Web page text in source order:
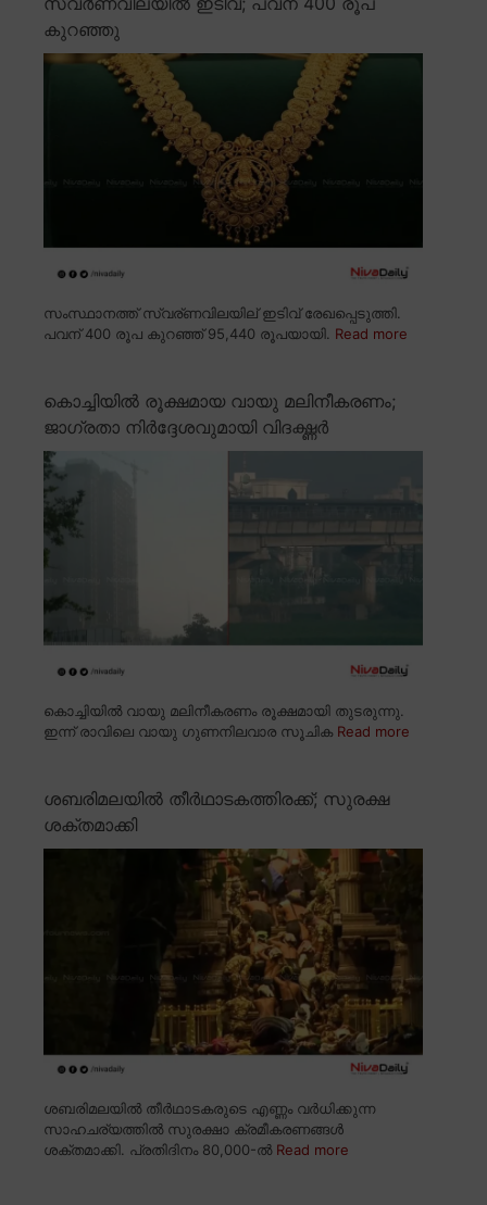
കുറഞ്ഞു
സംസ്ഥാനത്ത് സ്വര്ണവിലയില് ഇടിവ് രേഖപ്പെടുത്തി.
പവന് 400 രൂപ കുറഞ്ഞ് 95,440 രൂപയായി. Read more
കൊച്ചിയിൽ രൂക്ഷമായ വായു മലിനീകരണം;
ജാഗ്രതാ നിർദ്ദേശവുമായി വിദഗ്ദ്ധർ
കൊച്ചിയിൽ വായു മലിനീകരണം രൂക്ഷമായി തുടരുന്നു.
ഇന്ന് രാവിലെ വായു ഗുണനിലവാര സൂചിക Read more
ശബരിമലയിൽ തീർഥാടകത്തിരക്ക്; സുരക്ഷ
ശക്തമാക്കി
ശബരിമലയിൽ തീർഥാടകരുടെ എണ്ണം വർധിക്കുന്ന
സാഹചര്യത്തിൽ സുരക്ഷാ ക്രമീകരണങ്ങൾ
ശക്തമാക്കി. പ്രതിദിനം 80,000-ൽ Read more